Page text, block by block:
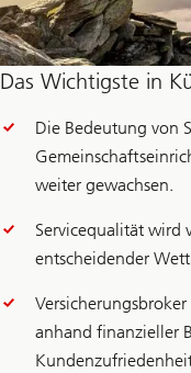
Das Wichtigste in
Die Bedeutung von
weiter gewachsen.
Servicequalität wird
entscheidender
anhand finanzieller